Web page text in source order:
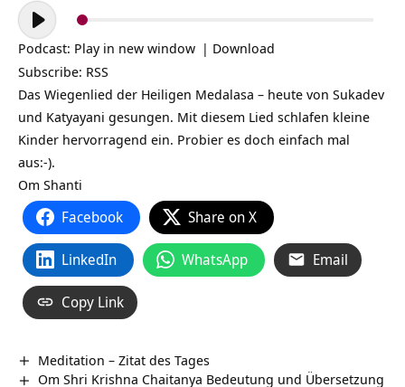
Audio-
Player
Podcast: Play in new window | Download
Subscribe: RSS
Das Wiegenlied der Heiligen Medalasa – heute von Sukadev
und Katyayani gesungen. Mit diesem Lied schlafen kleine
Kinder hervorragend ein. Probier es doch einfach mal
aus:-).
Om Shanti
Facebook Share on X
LinkedIn WhatsApp Email
Copy Link
Meditation – Zitat des Tages
Om Shri Krishna Chaitanya Bedeutung und Übersetzung